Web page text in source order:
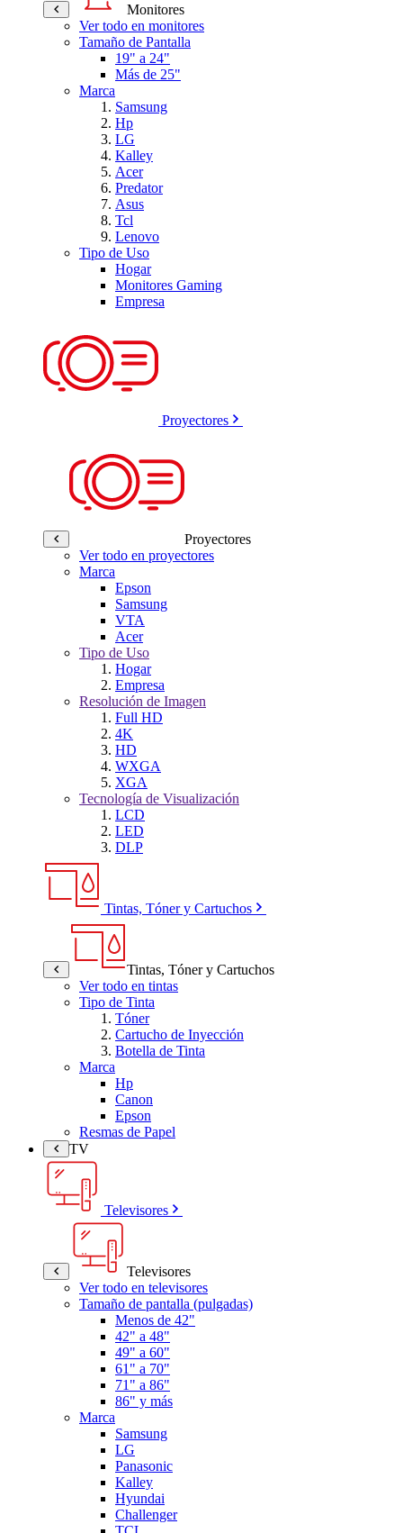
Monitores
Ver todo en monitores
Tamaño de Pantalla
19" a 24"
Más de 25"
Marca
Samsung
Hp
LG
Kalley
Acer
Predator
Asus
Tcl
Lenovo
Tipo de Uso
Hogar
Monitores Gaming
Empresa
Proyectores
Proyectores
Ver todo en proyectores
Marca
Epson
Samsung
VTA
Acer
Tipo de Uso
Hogar
Empresa
Resolución de Imagen
Full HD
4K
HD
WXGA
XGA
Tecnología de Visualización
LCD
LED
DLP
Tintas, Tóner y Cartuchos
Tintas, Tóner y Cartuchos
Ver todo en tintas
Tipo de Tinta
Tóner
Cartucho de Inyección
Botella de Tinta
Marca
Hp
Canon
Epson
Resmas de Papel
TV
Televisores
Televisores
Ver todo en televisores
Tamaño de pantalla (pulgadas)
Menos de 42"
42" a 48"
49" a 60"
61" a 70"
71" a 86"
86" y más
Marca
Samsung
LG
Panasonic
Kalley
Hyundai
Challenger